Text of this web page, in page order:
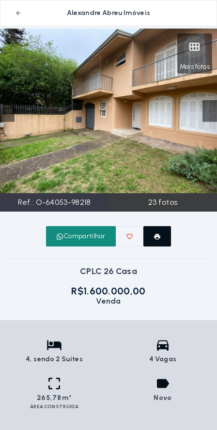
Alexandre Abreu Imóveis
Mais fotos
Ref.: O-64053-98218 23 fotos
Compartilhar
CPLC 26 Casa
R$1.600.000,00
Venda
4, sendo 2 Suítes 4 Vagas
265,78 m²
ÁREA CONSTRUIDA
Novo